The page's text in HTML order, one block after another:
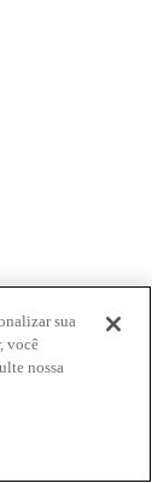
sua
você
nossa